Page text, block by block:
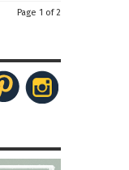
Page 1 of 2